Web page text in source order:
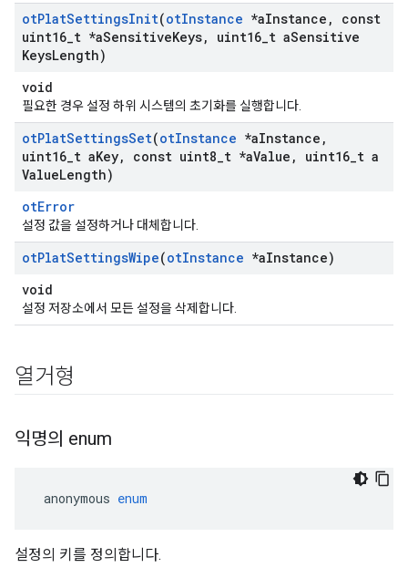
otPlatSettingsInit(otInstance *aInstance ,
const
uint16 t *aSensitiveKeys, uint16 t aSensitive
KeysLength)
void
필요한 경우 설정 하위 시스템의 초기화를 실행합니다.
otPlatSettingsSet(otInstance *aInstance ,
uint16 t aKey, const uint8 t *aValue , uint16 t a
ValueLength)
otError
설정 값을 설정하거나 대체합니다.
otPlatSettingsWipe(otInstance *aInstance)
void
설정 저장소에서 모든 설정을 삭제합니다.
열거형
익명의 enum
anonymous enum
설정의 키를 정의합니다.